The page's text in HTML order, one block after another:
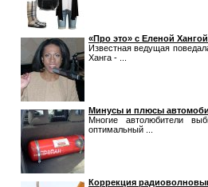
«Про это» с Еленой Хангой
Известная ведущая
Ханга - ...
Минусы и плюсы
Многие автолюбители
оптимальный ...
Коррекция